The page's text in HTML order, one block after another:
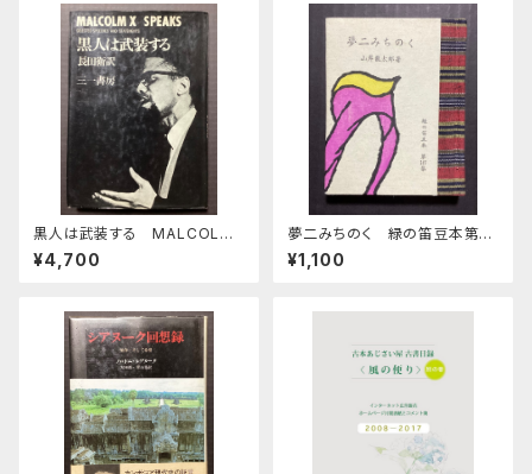
黒人は武装する MALCOLM
X SPEAKS
¥4,700
夢二みちのく 緑の笛豆本第3
7集第147集
¥1,100